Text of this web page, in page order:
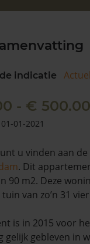
indicatie
- €
01-2021
u vinden aan de
. Dit
90 m2. Deze
van zo’n 31
is in 2015 voor
gelijk gebleven in